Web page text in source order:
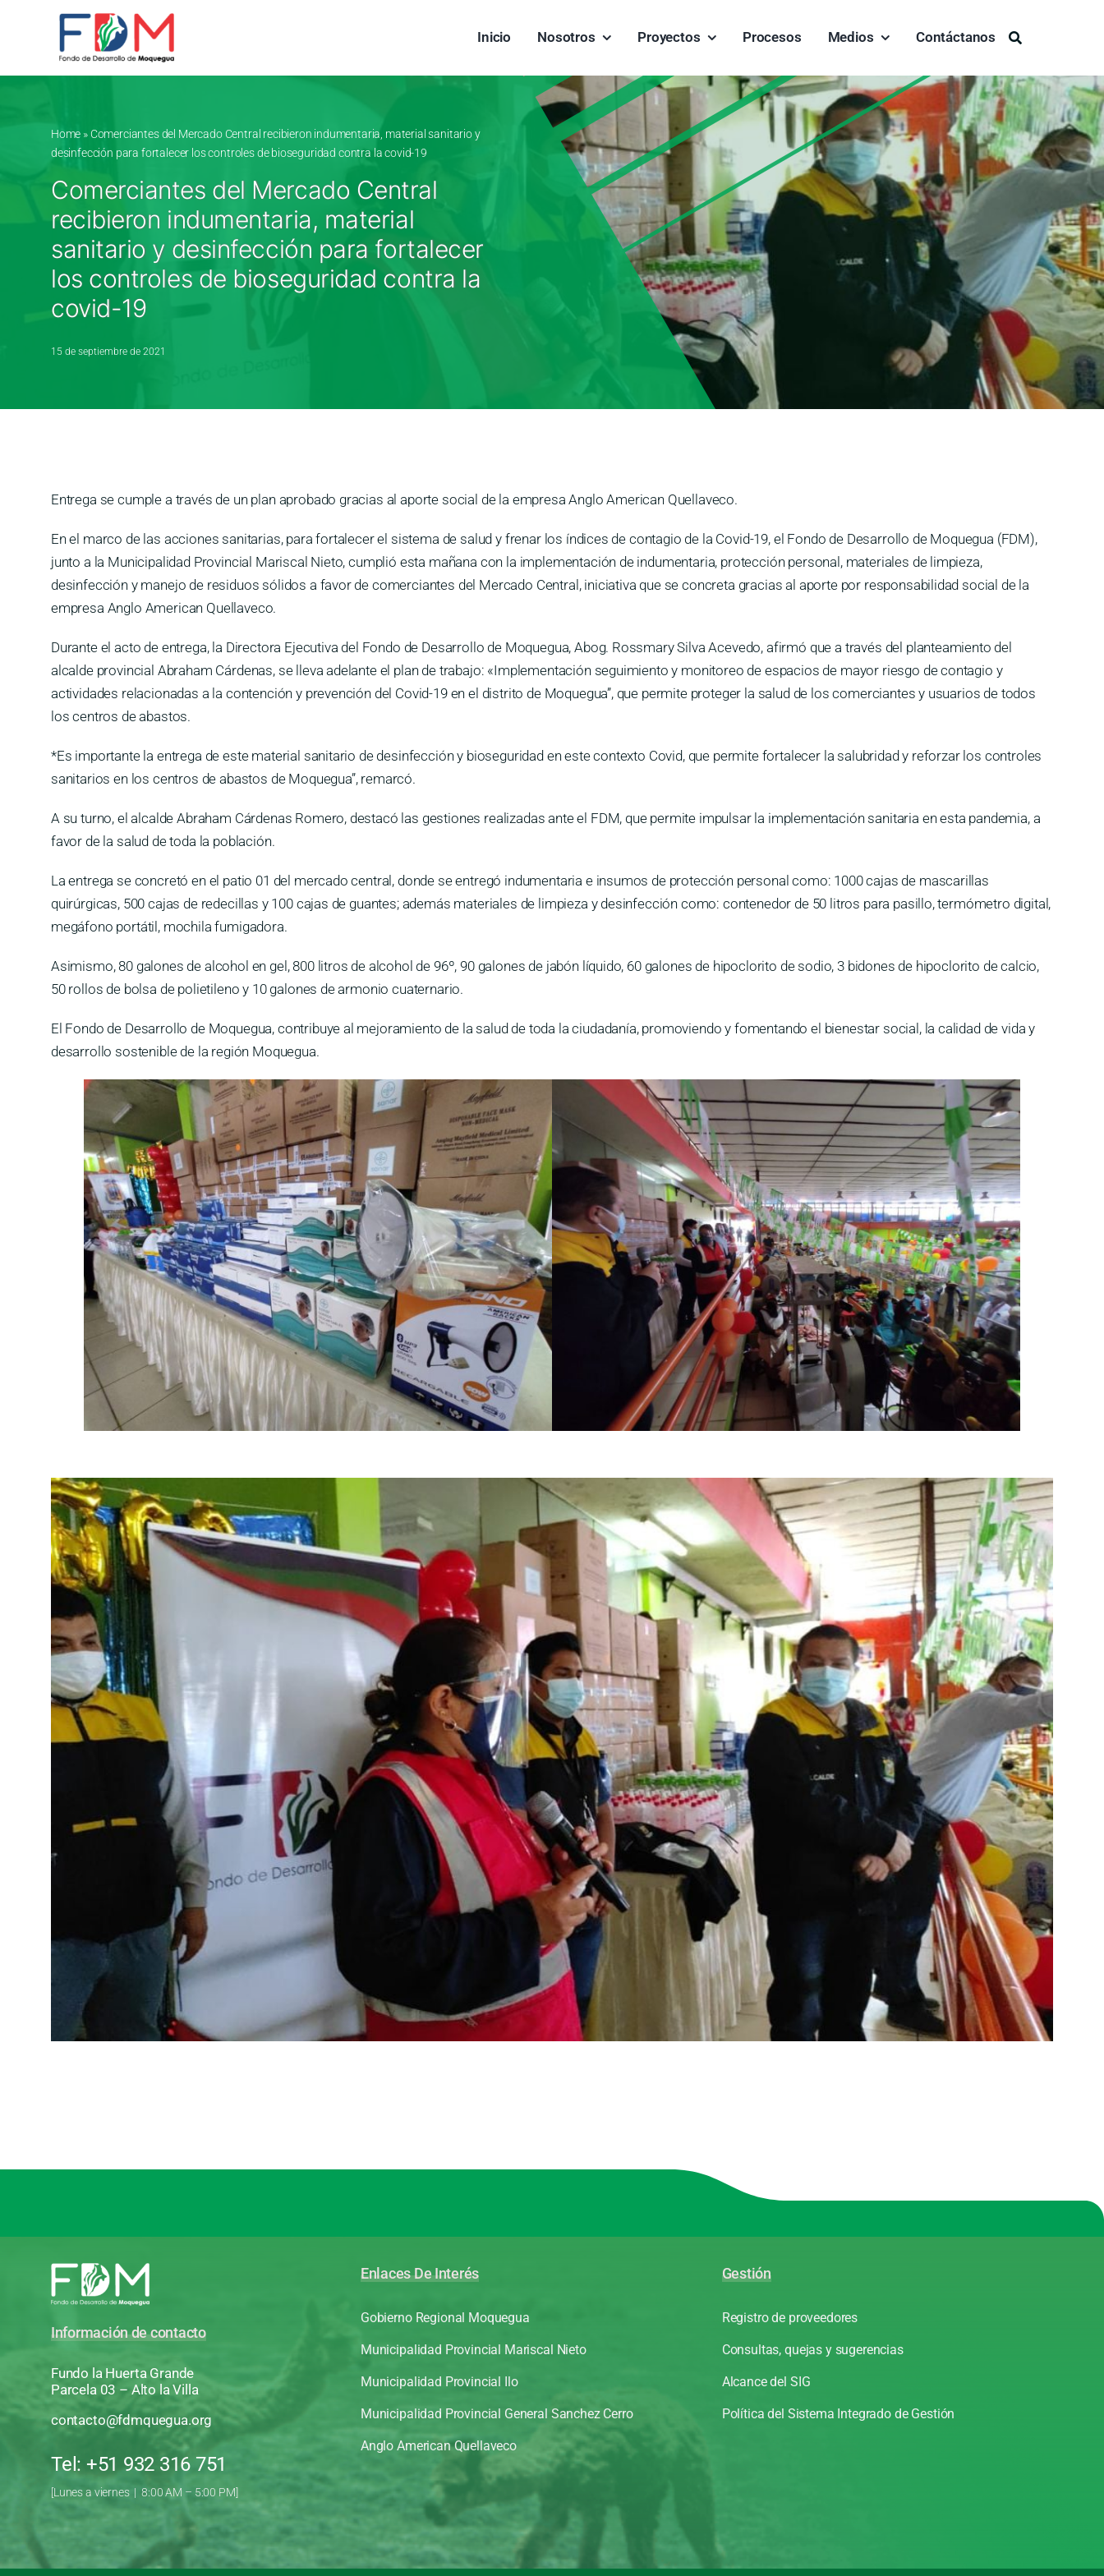
Skip to content
Inicio
Nosotros Proyectos Procesos Medios Contáctanos
Buscar:
Home » Comerciantes del Mercado Central recibieron indumentaria, material sanitario y
desinfección para fortalecer los controles de bioseguridad contra la covid-19
Comerciantes del Mercado Central
recibieron indumentaria, material
sanitario y desinfección para fortalecer
los controles de bioseguridad contra la
covid-19
15 de septiembre de 2021
Entrega se cumple a través de un plan aprobado gracias al aporte social de la empresa Anglo American Quellaveco.
En el marco de las acciones sanitarias, para fortalecer el sistema de salud y frenar los índices de contagio de la Covid-19, el Fondo de Desarrollo de Moquegua (FDM),
junto a la Municipalidad Provincial Mariscal Nieto, cumplió esta mañana con la implementación de indumentaria, protección personal, materiales de limpieza,
desinfección y manejo de residuos sólidos a favor de comerciantes del Mercado Central, iniciativa que se concreta gracias al aporte por responsabilidad social de la
empresa Anglo American Quellaveco.
Durante el acto de entrega, la Directora Ejecutiva del Fondo de Desarrollo de Moquegua, Abog. Rossmary Silva Acevedo, afirmó que a través del planteamiento del
alcalde provincial Abraham Cárdenas, se lleva adelante el plan de trabajo: «Implementación seguimiento y monitoreo de espacios de mayor riesgo de contagio y
actividades relacionadas a la contención y prevención del Covid-19 en el distrito de Moquegua”, que permite proteger la salud de los comerciantes y usuarios de todos
los centros de abastos.
*Es importante la entrega de este material sanitario de desinfección y bioseguridad en este contexto Covid, que permite fortalecer la salubridad y reforzar los controles
sanitarios en los centros de abastos de Moquegua”, remarcó.
A su turno, el alcalde Abraham Cárdenas Romero, destacó las gestiones realizadas ante el FDM, que permite impulsar la implementación sanitaria en esta pandemia, a
favor de la salud de toda la población.
La entrega se concretó en el patio 01 del mercado central, donde se entregó indumentaria e insumos de protección personal como: 1000 cajas de mascarillas
quirúrgicas, 500 cajas de redecillas y 100 cajas de guantes; además materiales de limpieza y desinfección como: contenedor de 50 litros para pasillo, termómetro digital,
megáfono portátil, mochila fumigadora.
Asimismo, 80 galones de alcohol en gel, 800 litros de alcohol de 96º, 90 galones de jabón líquido, 60 galones de hipoclorito de sodio, 3 bidones de hipoclorito de calcio,
50 rollos de bolsa de polietileno y 10 galones de armonio cuaternario.
El Fondo de Desarrollo de Moquegua, contribuye al mejoramiento de la salud de toda la ciudadanía, promoviendo y fomentando el bienestar social, la calidad de vida y
desarrollo sostenible de la región Moquegua.
Información de contacto
Fundo la Huerta Grande
Parcela 03 – Alto la Villa
contacto@fdmquegua.org
Tel: +51 932 316 751
[Lunes a viernes | 8:00 AM – 5:00 PM]
Enlaces De Interés
Gobierno Regional Moquegua
Municipalidad Provincial Mariscal Nieto
Municipalidad Provincial Ilo
Municipalidad Provincial General Sanchez Cerro
Anglo American Quellaveco
Gestión
Registro de proveedores
Consultas, quejas y sugerencias
Alcance del SIG
Política del Sistema Integrado de Gestión